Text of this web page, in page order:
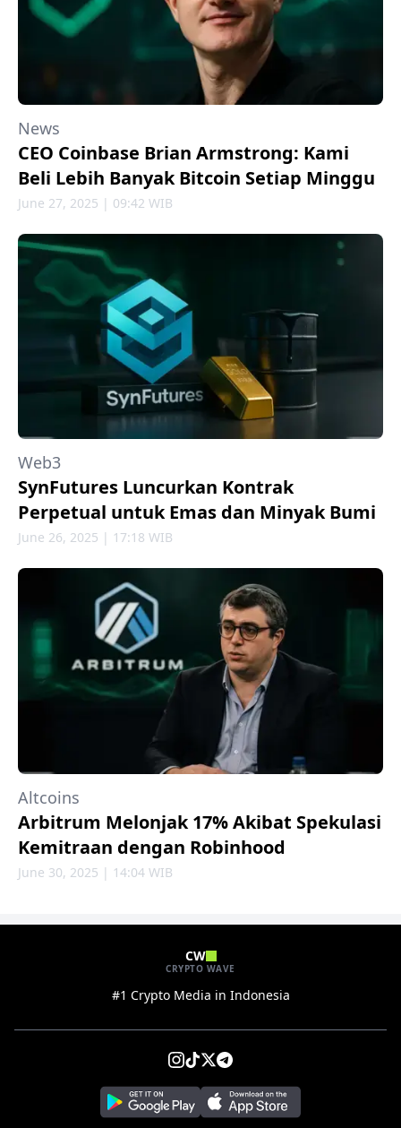
News
CEO Coinbase Brian Armstrong: Kami
Beli Lebih Banyak Bitcoin Setiap Minggu
June 27, 2025 | 09:42 WIB
Web3
SynFutures Luncurkan Kontrak
Perpetual untuk Emas dan Minyak Bumi
June 26, 2025 | 17:18 WIB
Altcoins
Arbitrum Melonjak 17% Akibat Spekulasi
Kemitraan dengan Robinhood
June 30, 2025 | 14:04 WIB
CW
CRYPTO WAVE
#1 Crypto Media in Indonesia